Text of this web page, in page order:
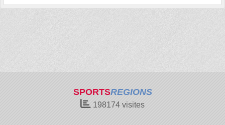
SPORTSREGIONS
198174 visites